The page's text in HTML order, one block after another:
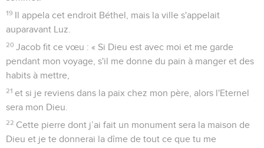
19 Il appela cet endroit Béthel, mais la ville s'appelait
auparavant Luz.
20 Jacob fit ce vœu : « Si Dieu est avec moi et me garde
pendant mon voyage, s'il me donne du pain à manger et des
habits à mettre,
21 et si je reviens dans la paix chez mon père, alors l'Eternel
sera mon Dieu.
22 Cette pierre dont j’ai fait un monument sera la maison de
Dieu et je te donnerai la dîme de tout ce que tu me